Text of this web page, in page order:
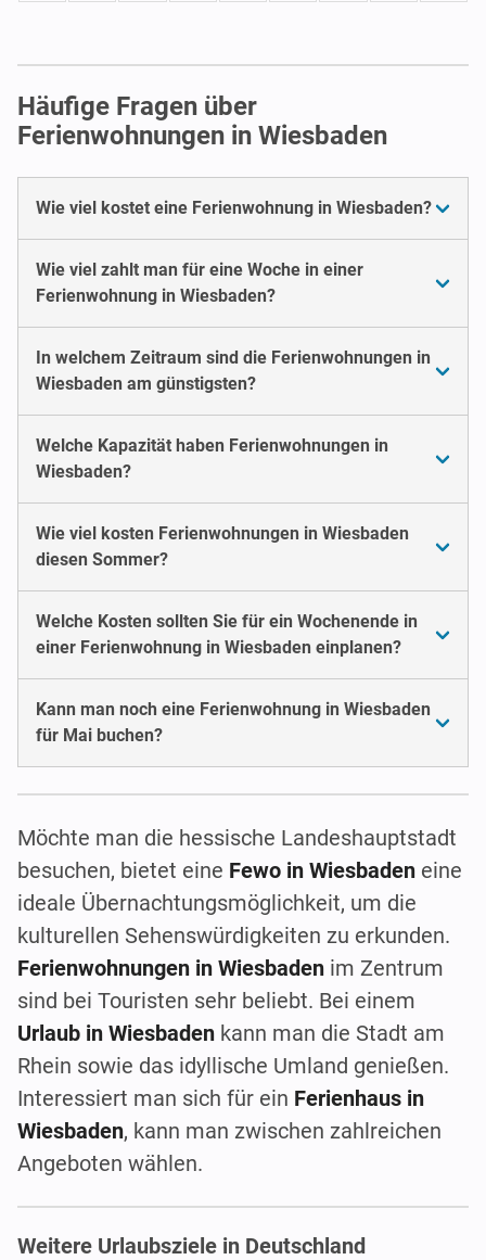
Häufige Fragen über
Ferienwohnungen in Wiesbaden
Wie viel kostet eine Ferienwohnung in Wiesbaden?
Wie viel zahlt man für eine Woche in einer
Ferienwohnung in Wiesbaden?
In welchem Zeitraum sind die Ferienwohnungen in
Wiesbaden am günstigsten?
Welche Kapazität haben Ferienwohnungen in
Wiesbaden?
Wie viel kosten Ferienwohnungen in Wiesbaden
diesen Sommer?
Welche Kosten sollten Sie für ein Wochenende in
einer Ferienwohnung in Wiesbaden einplanen?
Kann man noch eine Ferienwohnung in Wiesbaden
für Mai buchen?
Möchte man die hessische Landeshauptstadt
besuchen, bietet eine Fewo in Wiesbaden eine
ideale Übernachtungsmöglichkeit, um die
kulturellen Sehenswürdigkeiten zu erkunden.
Ferienwohnungen in Wiesbaden im Zentrum
sind bei Touristen sehr beliebt. Bei einem
Urlaub in Wiesbaden kann man die Stadt am
Rhein sowie das idyllische Umland genießen.
Interessiert man sich für ein Ferienhaus in
Wiesbaden, kann man zwischen zahlreichen
Angeboten wählen.
Weitere Urlaubsziele in Deutschland